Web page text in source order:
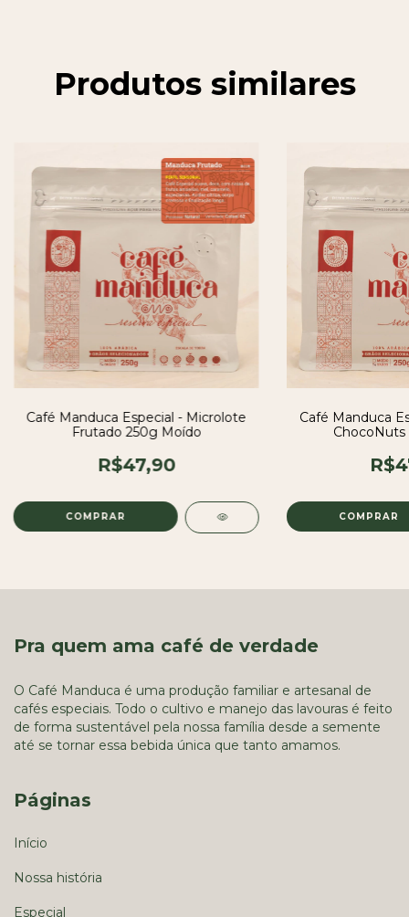
Produtos similares
Café Manduca Especial - Microlote
Frutado 250g Moído
R$47,90
Café Manduca
Pra quem ama café de verdade
O Café Manduca é uma produção familiar e artesanal de
cafés especiais. Todo o cultivo e manejo das lavouras é feito
de forma sustentável pela nossa família desde a semente
até se tornar essa bebida única que tanto amamos.
Páginas
Início
Nossa história
Especial